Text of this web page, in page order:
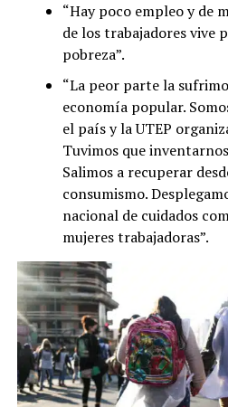
“Hay poco empleo y de
de los trabajadores vive
pobreza”.
“La peor parte la
economía popular.
el país y la UTEP
Tuvimos que
Salimos a recuperar
consumismo.
nacional de cuidados
mujeres trabajadoras”.